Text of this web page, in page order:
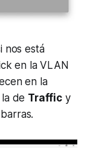
nos está
en la VLAN
en la
de Trafficy